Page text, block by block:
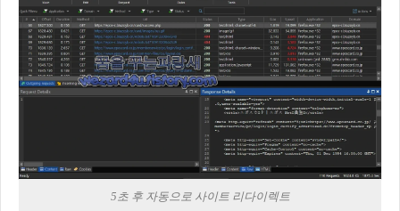
5초 후 자동으로 사이트 리다이렉트